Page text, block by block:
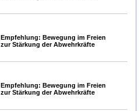
Empfehlung: Bewegung im Freien
zur Stärkung der Abwehrkräfte
Empfehlung: Bewegung im Freien
zur Stärkung der Abwehrkräfte